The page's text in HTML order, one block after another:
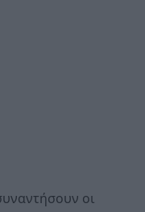
οι